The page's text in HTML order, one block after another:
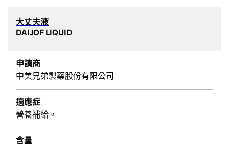
大丈夫液
DAIJOF LIQUID
申請商
中美兄弟製藥股份有限公司
適應症
營養補給。
含量